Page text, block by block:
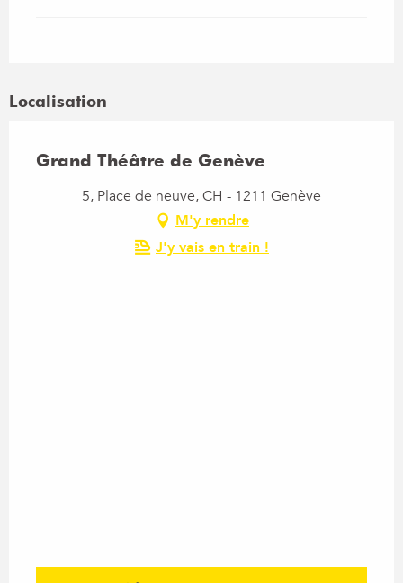
Localisation
Grand Théâtre de Genève
5, Place de neuve, CH - 1211 Genève
M'y rendre
J'y vais en train !